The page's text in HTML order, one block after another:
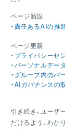
ページ新設
・責任あるAIの推
ページ更新
・プライバシーセ
・パーソナルデー
・グループ内のパ
・AIガバナンスの
引き続き、ユーザ
だけるよう、わか